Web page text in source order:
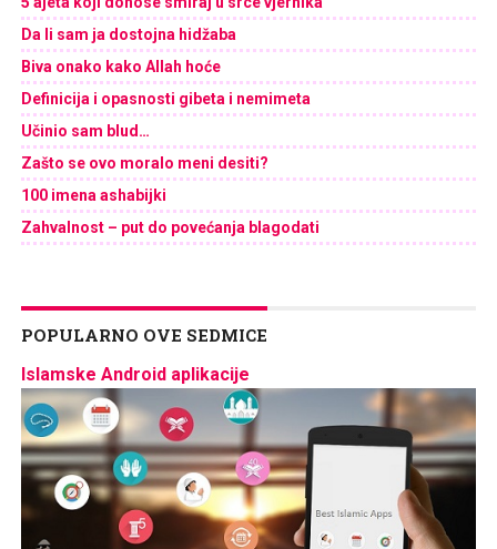
Da li sam ja dostojna hidžaba
Biva onako kako Allah hoće
Definicija i opasnosti gibeta i nemimeta
Učinio sam blud…
Zašto se ovo moralo meni desiti?
100 imena ashabijki
Zahvalnost – put do povećanja blagodati
POPULARNO OVE SEDMICE
Islamske Android aplikacije